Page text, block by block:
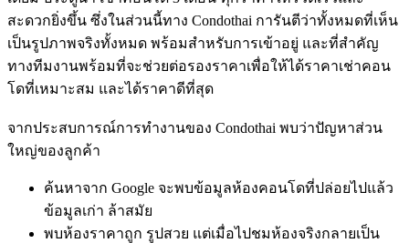
สะดวกยิ่งขึ้น ซึ่งในส่วนนี้ทาง Condothai การันตีว่าทั้งหมดที่เห็น
เป็นรูปภาพจริงทั้งหมด พร้อมสำหรับการเข้าอยู่ และที่สำคัญ
ทางทีมงานพร้อมที่จะช่วยต่อรองราคาเพื่อให้ได้ราคาเช่าคอน
โดที่เหมาะสม และได้ราคาดีที่สุด
จากประสบการณ์การทำงานของ Condothai พบว่าปัญหาส่วน
ใหญ่ของลูกค้า
ค้นหาจาก Google จะพบข้อมูลห้องคอนโดที่ปล่อยไปแล้ว
ข้อมูลเก่า ล้าสมัย
พบห้องราคาถูก รูปสวย แต่เมื่อไปชมห้องจริงกลายเป็น